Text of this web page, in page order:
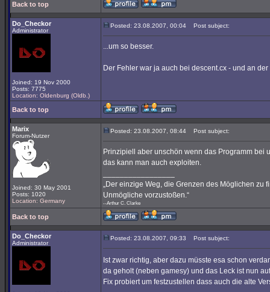
Back to top
Do_Checkor
Administrator
Joined: 19 Nov 2000
Posts: 7775
Location: Oldenburg (Oldb.)
Posted: 23.08.2007, 00:04 Post subject:
...um so besser.
Der Fehler war ja auch bei descent.cx - und an
Back to top
Marix
Forum-Nutzer
Joined: 30 May 2001
Posts: 1020
Location: Germany
Posted: 23.08.2007, 08:44 Post subject:
Prinzipiell aber unschön wenn das Programm bei
das kann man auch exploiten.
„Der einzige Weg, die Grenzen des Möglichen
Unmögliche vorzustoßen.“
--Arthur C. Clarke
Back to top
Do_Checkor
Administrator
Posted: 23.08.2007, 09:33 Post subject:
Ist zwar richtig, aber dazu müsste esa schon
da geholt (neben gamesy) und das Leck ist nun
Fix probiert um festzustellen dass auch die alte